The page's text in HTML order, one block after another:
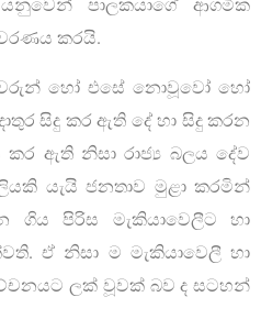
පාලකයාගේ ආගමික
කරයි.
හෝ එසේ නොවූවෝ හෝ
සිදු කර ඇති දේ හා සිදු කරන
ඇති නිසා රාජ්‍ය බලය දේව
යැයි ජනතාව මුළා කරමින්
ගිය පිරිස මැකියාවෙලීට හා
ඒ නිසා ම මැකියාවෙලී හා
ලක් වූවක් බව ද සටහන්